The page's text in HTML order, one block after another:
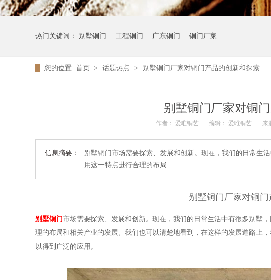
热门关键词： 别墅铜门 工程铜门 广东铜门 铜门厂家
您的位置: 首页 > 话题热点 > 别墅铜门厂家对铜门产品的创新和探索
别墅铜门厂家对铜
作者： 爱唯铜艺 编辑： 爱唯铜艺 来
信息摘要：
别墅铜门市场需要探索、发展和创新。现在，我们的日常生
用这一特点进行合理的布局…
别墅铜门厂家对铜
别墅铜门市场需要探索、发展和创新。现在，我们的日常生活中有很多别墅
理的布局和相关产业的发展。我们也可以清楚地看到，在这样的发展道路上
以得到广泛的应用。